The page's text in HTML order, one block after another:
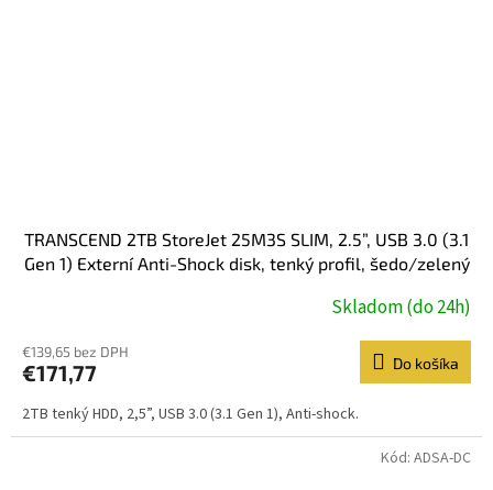
TRANSCEND 2TB StoreJet 25M3S SLIM, 2.5”, USB 3.0 (3.1
Gen 1) Externí Anti-Shock disk, tenký profil, šedo/zelený
Skladom (do 24h)
€139,65 bez DPH
€171,77 Do košíka
2TB tenký HDD, 2,5”, USB 3.0 (3.1 Gen 1), Anti-shock.
Kód: ADSA-DC